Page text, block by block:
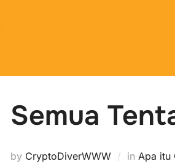
Semua
by CryptoDiverWWW in Apa itu